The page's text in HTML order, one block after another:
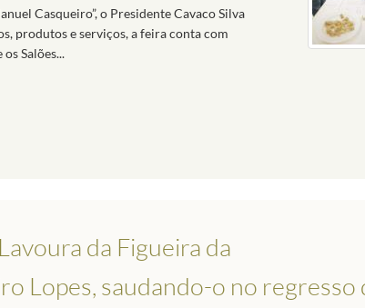
Casqueiro”, o Presidente Cavaco Silva
produtos e serviços, a feira conta com
Salões...
da Figueira da
Lopes, saudando-o no regresso